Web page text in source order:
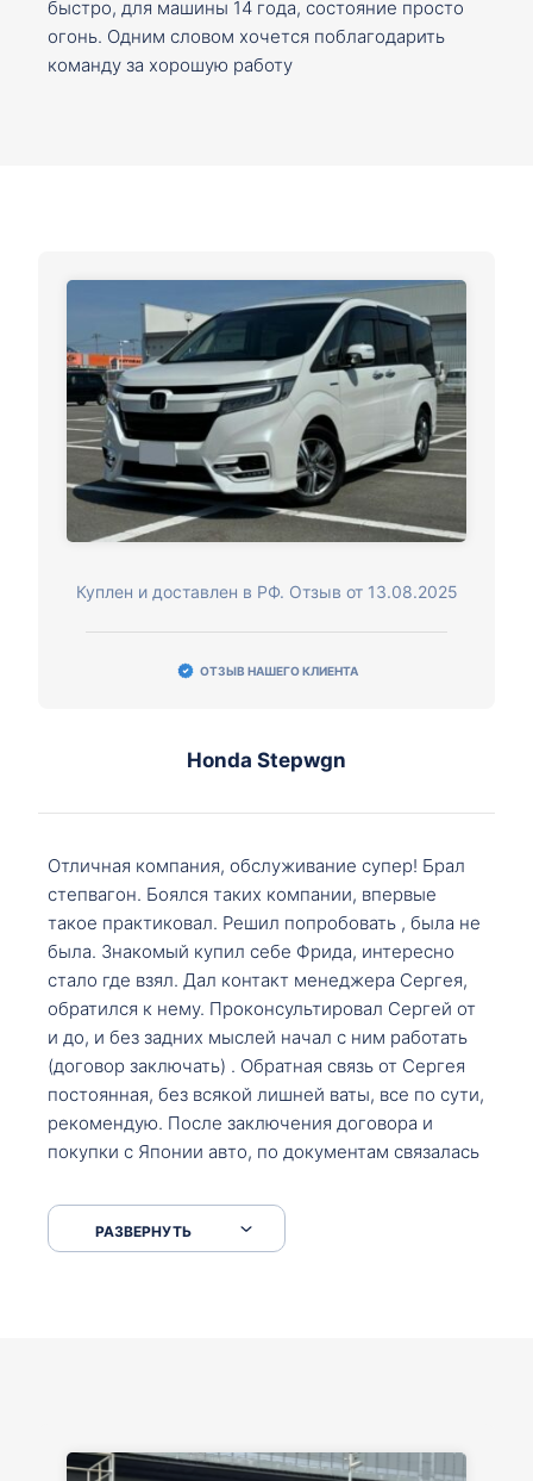
быстро, для машины 14 года, состояние просто
огонь. Одним словом хочется поблагодарить
команду за хорошую работу
Куплен и доставлен в РФ. Отзыв от 13.08.2025
ОТЗЫВ НАШЕГО КЛИЕНТА
Honda Stepwgn
Отличная компания, обслуживание супер! Брал
степвагон. Боялся таких компании, впервые
такое практиковал. Решил попробовать , была не
была. Знакомый купил себе Фрида, интересно
стало где взял. Дал контакт менеджера Сергея,
обратился к нему. Проконсультировал Сергей от
и до, и без задних мыслей начал с ним работать
(договор заключать) . Обратная связь от Сергея
постоянная, без всякой лишней ваты, все по сути,
рекомендую. После заключения договора и
покупки с Японии авто, по документам связалась
что заполнить, куда зайти, образцы и т.д. После
приехал за авто. Меня тепло встретили Сергей с
РАЗВЕРНУТЬ